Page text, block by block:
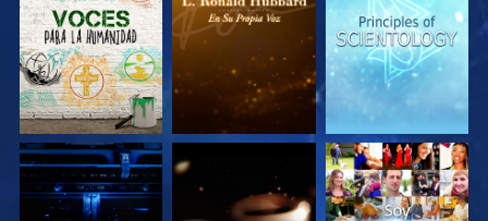
SERIES
SERIES
SERIES
EXPLORA LAS EXPLORA LAS VE